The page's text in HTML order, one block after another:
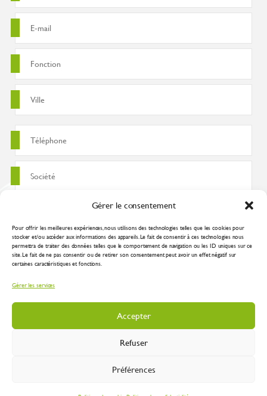
Gérer le consentement
Pour offrir les meilleures expériences, nous utilisons des technologies telles que les cookies pour
stocker et/ou accéder aux informations des appareils. Le fait de consentir à ces technologies nous
permettra de traiter des données telles que le comportement de navigation ou les ID uniques sur ce
site. Le fait de ne pas consentir ou de retirer son consentement peut avoir un effet négatif sur
certaines caractéristiques et fonctions.
Gérer les services
Accepter
Refuser
Préférences
J'accepte que ces données soient utilisées pour traiter ma demande